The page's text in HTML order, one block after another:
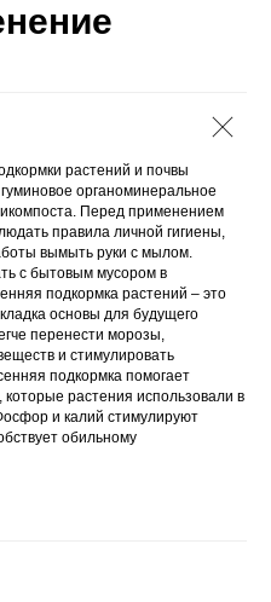
растений и почвы
органоминеральное
Перед применением
правила личной гигиены,
вымыть руки с мылом.
с бытовым мусором в
подкормка растений – это
основы для будущего
перенести морозы,
и стимулировать
подкормка помогает
растения использовали в
и калий стимулируют
обильному